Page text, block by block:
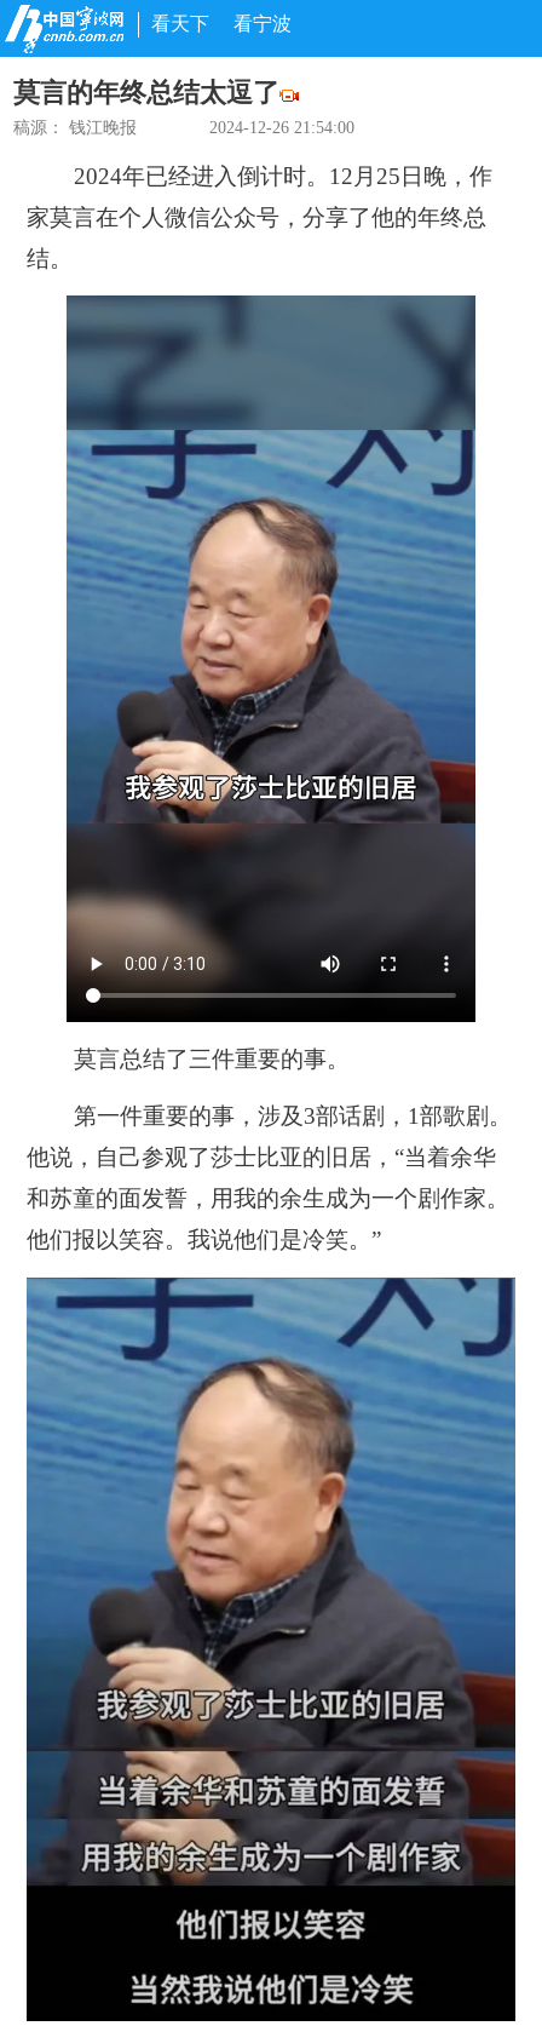
看天下 看宁波
莫言的年终总结太逗了
稿源：钱江晚报 2024-12-26 21:54:00
2024年已经进入倒计时。12月25日晚，作
家莫言在个人微信公众号，分享了他的年终总
结。
莫言总结了三件重要的事。
第一件重要的事，涉及3部话剧，1部歌剧。
他说， 自己参观了莎士比亚的旧居，“当着余华
和苏童的面发誓，用我的余生成为一个剧作家。
他们报以笑容。我说他们是冷笑。”